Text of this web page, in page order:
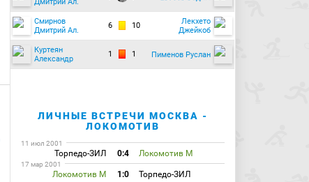
Смирнов
Дмитрий Ал.
6 10
Лекхето
Джейкоб
Куртеян
Александр
1 1 Пименов Руслан
ЛИЧНЫЕ ВСТРЕЧИ МОСКВА -
ЛОКОМОТИВ
11 июл 2001
Торпедо-ЗИЛ 0:4 Локомотив М
17 мар 2001
Локомотив М 1:0 Торпедо-ЗИЛ